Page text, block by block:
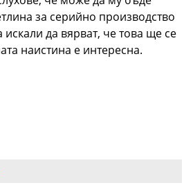
за серийно производство
да вярват, че това ще се
наистина е интересна.